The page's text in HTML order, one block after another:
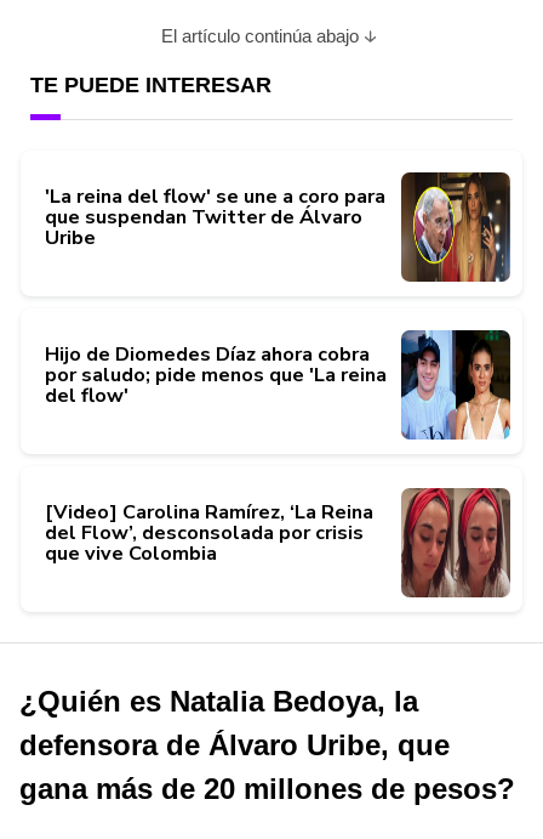
El artículo continúa abajo
TE PUEDE INTERESAR
'La reina del flow' se une a coro para
que suspendan Twitter de Álvaro
Uribe
Hijo de Diomedes Díaz ahora cobra
por saludo; pide menos que 'La reina
del flow'
[Video] Carolina Ramírez, ‘La Reina
del Flow’, desconsolada por crisis
que vive Colombia
¿Quién es Natalia Bedoya, la
defensora de Álvaro Uribe, que
gana más de 20 millones de pesos?